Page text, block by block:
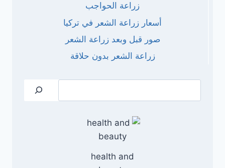
زراعة الحواجب
أسعار زراعة الشعر في تركيا
صور قبل وبعد زراعة الشعر
زراعة الشعر بدون حلاقة
health and